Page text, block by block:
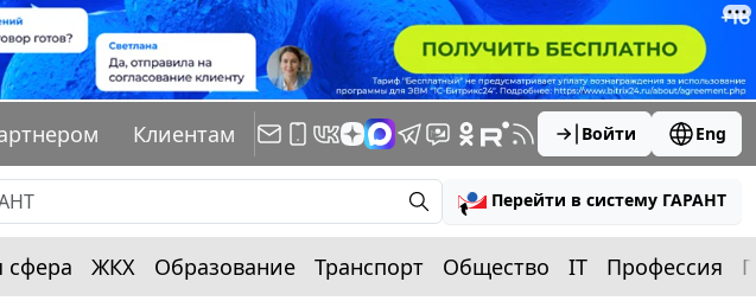
Клиентам Войти Eng
Перейти в систему ГАРАНТ
сфера ЖКХ Образование Транспорт Общество IT Профессия